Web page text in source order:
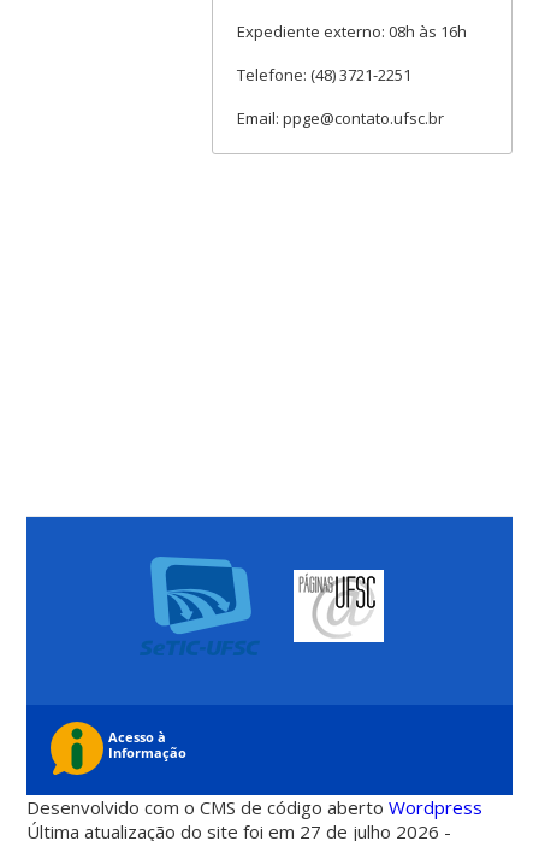
Expediente externo: 08h às 16h
Telefone: (48) 3721-2251
Email: ppge@contato.ufsc.br
Desenvolvido com o CMS de código abertoWordpress
Última atualização do site foi em 27 de julho 2026 -